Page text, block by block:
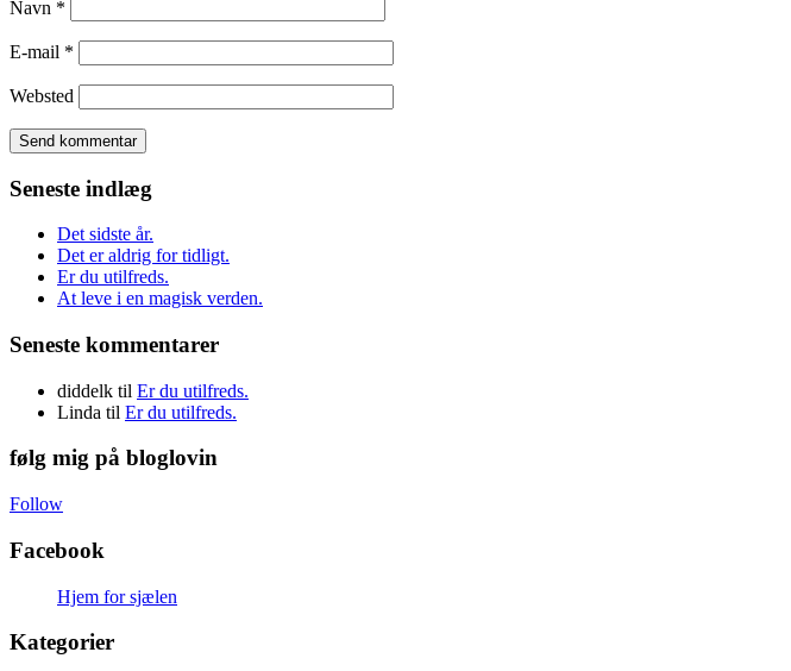
Navn *
E-mail *
Websted
Seneste indlæg
Det sidste år.
Det er aldrig for tidligt.
Er du utilfreds.
At leve i en magisk verden.
Seneste kommentarer
diddelk til Er du utilfreds.
Linda til Er du utilfreds.
følg mig på bloglovin
Follow
Facebook
Hjem for sjælen
Kategorier